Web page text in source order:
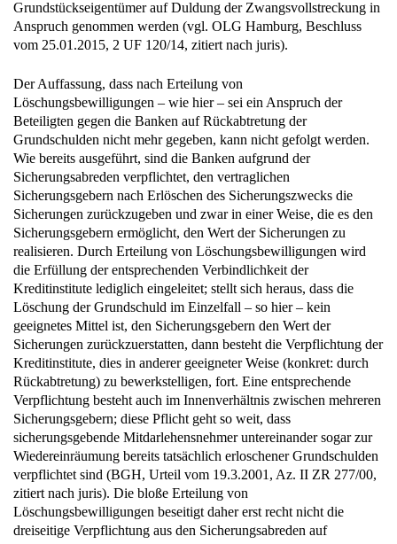
Anspruch genommen werden (vgl. OLG Hamburg, Beschluss
vom 25.01.2015, 2 UF 120/14, zitiert nach juris).
Löschungsbewilligungen – wie hier – sei ein Anspruch der
Beteiligten gegen die Banken auf Rückabtretung der
Grundschulden nicht mehr gegeben, kann nicht gefolgt werden.
Wie bereits ausgeführt, sind die Banken aufgrund der
Sicherungsabreden verpflichtet, den vertraglichen
Sicherungsgebern nach Erlöschen des Sicherungszwecks die
Sicherungen zurückzugeben und zwar in einer Weise, die es den
Sicherungsgebern ermöglicht, den Wert der Sicherungen zu
realisieren. Durch Erteilung von Löschungsbewilligungen wird
die Erfüllung der entsprechenden Verbindlichkeit der
Kreditinstitute lediglich eingeleitet; stellt sich heraus, dass die
Löschung der Grundschuld im Einzelfall – so hier – kein
geeignetes Mittel ist, den Sicherungsgebern den Wert der
Sicherungen zurückzuerstatten, dann besteht die Verpflichtung der
Kreditinstitute, dies in anderer geeigneter Weise (konkret: durch
Rückabtretung) zu bewerkstelligen, fort. Eine entsprechende
Verpflichtung besteht auch im Innenverhältnis zwischen mehreren
Sicherungsgebern; diese Pflicht geht so weit, dass
sicherungsgebende Mitdarlehensnehmer untereinander sogar zur
Wiedereinräumung bereits tatsächlich erloschener Grundschulden
verpflichtet sind (BGH, Urteil vom 19.3.2001, Az. II ZR 277/00,
zitiert nach juris). Die bloße Erteilung von
Löschungsbewilligungen beseitigt daher erst recht nicht die
dreiseitige Verpflichtung aus den Sicherungsabreden auf
Rückübertragung der Grundschulden.